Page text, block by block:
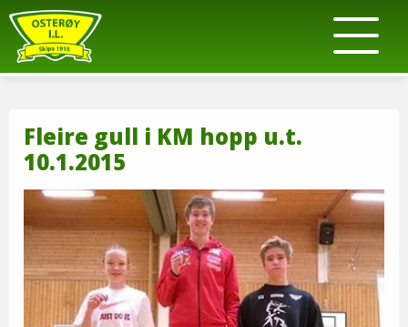
Fleire gull i KM hopp u.t.
10.1.2015